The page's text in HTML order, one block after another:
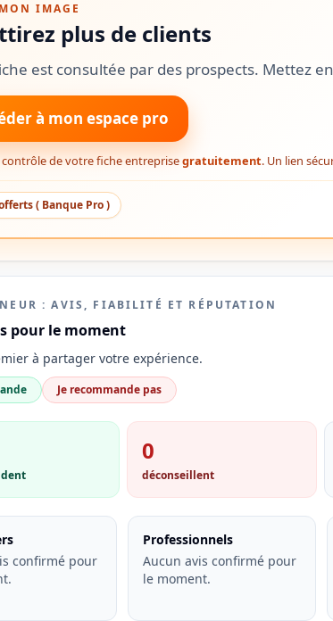
IMAGE
plus de clients
est consultée par des prospects. Mettez
à mon espace pro
contrôle de votre fiche entreprisegratuitement. Un lien
( Banque Pro )
: AVIS, FIABILITÉ ET RÉPUTATION
pour le moment
à partager votre expérience.
Je recommande pas
0
déconseillent
confirmé pour
Professionnels
Aucun avis confirmé pour
le moment.